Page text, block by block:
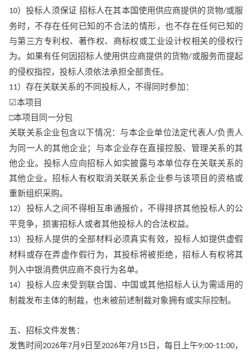
10）投标人须保证 招标人在其本国使用供应商提供的货物/或服
务时，不存在任何已知的不合法的情形，也不存在任何已知的
与第三方专利权、著作权、商标权或工业设计权相关的侵权行
为。如果有任何因招标人使用供应商提供的货物/或服务而提起
的侵权指控，投标人须依法承担全部责任。
11）存在关联关系的不同投标人，不得同时参加：
☑本项目
□本项目同一分包
关联关系企业包含以下情况：与本企业单位法定代表人/负责人
为同一人的其他企业；与本企业存在直接控股、管理关系的其
他企业。投标人应向招标人如实披露与本单位存在关联关系的
其他企业。招标人有权取消关联关系企业参与该项目的资格或
重新组织采购。
12）投标人之间不得相互串通报价，不得排挤其他投标人的公
平竞争，损害招标人或者其他投标人的合法权益。
13）投标人提供的全部材料必须真实有效，投标人如提供虚假
材料或存在弄虚作假行为，其投标将被拒绝，招标人有权将其
列入中银消费供应商不良行为名单。
14）投标人应未受到联合国、中国或其他招标人认为需适用的
制裁发布主体的制裁，也未被前述制裁对象拥有或实际控制。
五、招标文件发售：
发售时间 2026年7月 9 日至2026年7月 15 日，每日上午9:00-11:00，